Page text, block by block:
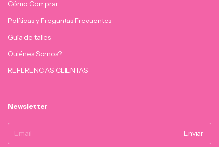
Cómo Comprar
Políticas y Preguntas Frecuentes
Guía de talles
Quiénes Somos?
REFERENCIAS CLIENTAS
Newsletter